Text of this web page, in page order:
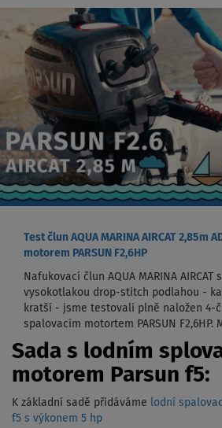
Test člun AQUA MARINA AIRCAT 2,85m
motorem PARSUN F2,6HP
Nafukovací člun AQUA MARINA AIRCAT
vysokotlakou drop-stitch podlahou -
kratší - jsme testovali plně naložen 4-
spalovacím motortem PARSUN
Sada s lodním
motorem Parsun f5:
K základní sadě přidáváme lodní
f5 s výkonem 5 hp